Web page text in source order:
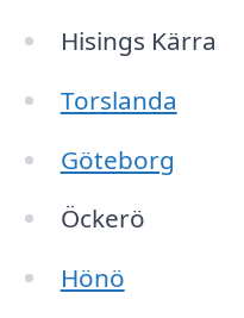
Hisings Kärra
Torslanda
Göteborg
Öckerö
Hönö